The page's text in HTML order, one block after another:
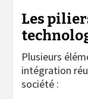
Les
Plusieurs
intégration
société :